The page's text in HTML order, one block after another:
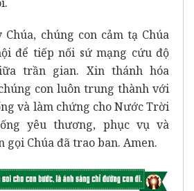
Chúa, chúng con cảm tạ Chúa
để tiếp nối sứ mạng cứu độ
trần gian. Xin thánh hóa
con luôn trung thành với
và làm chứng cho Nước Trời
yêu thương, phục vụ và
gọi Chúa đã trao ban. Amen.